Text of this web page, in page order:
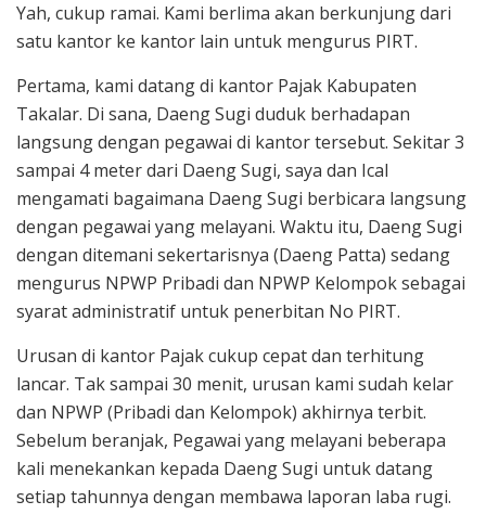
Yah, cukup ramai. Kami berlima akan berkunjung dari
satu kantor ke kantor lain untuk mengurus PIRT.
Pertama, kami datang di kantor Pajak Kabupaten
Takalar. Di sana, Daeng Sugi duduk berhadapan
langsung dengan pegawai di kantor tersebut. Sekitar 3
sampai 4 meter dari Daeng Sugi, saya dan Ical
mengamati bagaimana Daeng Sugi berbicara langsung
dengan pegawai yang melayani. Waktu itu, Daeng Sugi
dengan ditemani sekertarisnya (Daeng Patta) sedang
mengurus NPWP Pribadi dan NPWP Kelompok sebagai
syarat administratif untuk penerbitan No PIRT.
Urusan di kantor Pajak cukup cepat dan terhitung
lancar. Tak sampai 30 menit, urusan kami sudah kelar
dan NPWP (Pribadi dan Kelompok) akhirnya terbit.
Sebelum beranjak, Pegawai yang melayani beberapa
kali menekankan kepada Daeng Sugi untuk datang
setiap tahunnya dengan membawa laporan laba rugi.